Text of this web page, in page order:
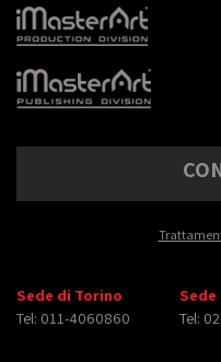
Sede di Torino
Tel: 011-4060860
Sede
Tel: